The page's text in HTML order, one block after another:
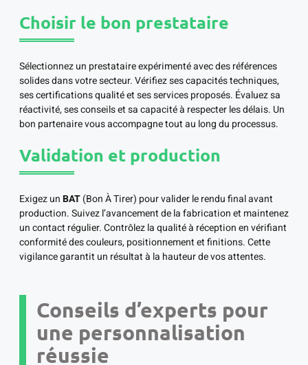
Choisir le bon prestataire
Sélectionnez un prestataire expérimenté avec des références
solides dans votre secteur. Vérifiez ses capacités techniques,
ses certifications qualité et ses services proposés. Évaluez sa
réactivité, ses conseils et sa capacité à respecter les délais. Un
bon partenaire vous accompagne tout au long du processus.
Validation et production
Exigez unBAT(Bon À Tirer) pour valider le rendu final avant
production. Suivez l’avancement de la fabrication et maintenez
un contact régulier. Contrôlez la qualité à réception en vérifiant
conformité des couleurs, positionnement et finitions. Cette
vigilance garantit un résultat à la hauteur de vos attentes.
Conseils d’experts pour
une personnalisation
réussie